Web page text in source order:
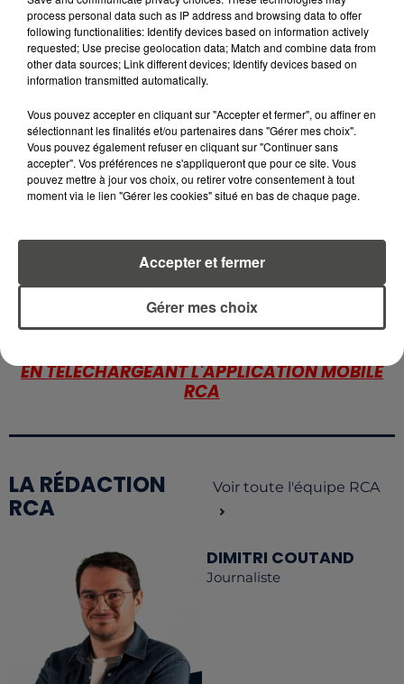
APICULTEURS S'INQUIÈTENT
D'UNE RÉCOLTE...
10 juillet 2026
APRÈS LORIENT, C'EST AUX
SABLES-D'OLONNE D'ACCUEILLIR
LE PLUS GRAND...
9 juillet 2026
CANICULE : UNE PLUIE
D'ANNULATIONS POUR LES FEUX
RETROUVEZ TOUTE L'ACTU DE LA RÉGION ET
EN TÉLÉCHARGEANT L'APPLICATION MOBILE
RCA
LA RÉDACTION
RCA
Voir toute l'équipe RCA
DIMITRI COUTAND
Journaliste
process personal data such as IP address and browsing data to offer
following functionalities: Identify devices based on information actively
requested; Use precise geolocation data; Match and combine data from
other data sources; Link different devices; Identify devices based on
information transmitted automatically.
Vous pouvez accepter en cliquant sur "Accepter et fermer", ou affiner en
sélectionnant les finalités et/ou partenaires dans "Gérer mes choix".
Vous pouvez également refuser en cliquant sur "Continuer sans
accepter". Vos préférences ne s'appliqueront que pour ce site. Vous
pouvez mettre à jour vos choix, ou retirer votre consentement à tout
moment via le lien "Gérer les cookies" situé en bas de chaque page.
Gérer mes choix
Accepter et fermer